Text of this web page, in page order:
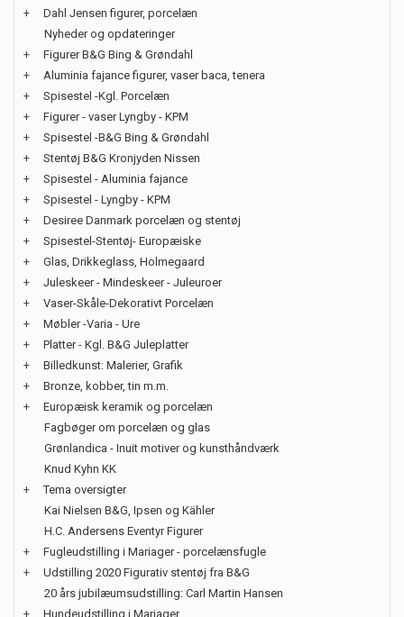
+
Dahl Jensen figurer, porcelæn
Nyheder og opdateringer
+
Figurer B&G Bing & Grøndahl
+
Aluminia fajance figurer, vaser baca, tenera
+
Spisestel -Kgl. Porcelæn
+
Figurer - vaser Lyngby - KPM
+
Spisestel -B&G Bing & Grøndahl
+
Stentøj B&G Kronjyden Nissen
+
Spisestel - Aluminia fajance
+
Spisestel - Lyngby - KPM
+
Desiree Danmark porcelæn og stentøj
+
Spisestel-Stentøj- Europæiske
+
Glas, Drikkeglass, Holmegaard
+
Juleskeer - Mindeskeer - Juleuroer
+
Vaser-Skåle-Dekorativt Porcelæn
+
Møbler -Varia - Ure
+
Platter - Kgl. B&G Juleplatter
+
Billedkunst: Malerier, Grafik
+
Bronze, kobber, tin m.m.
+
Europæisk keramik og porcelæn
Fagbøger om porcelæn og glas
Grønlandica - Inuit motiver og kunsthåndværk
Knud Kyhn KK
+
Tema oversigter
Kai Nielsen B&G, Ipsen og Kähler
H.C. Andersens Eventyr Figurer
+
Fugleudstilling i Mariager - porcelænsfugle
+
Udstilling 2020 Figurativ stentøj fra B&G
20 års jubilæumsudstilling: Carl Martin Hansen
+
Hundeudstilling i Mariager